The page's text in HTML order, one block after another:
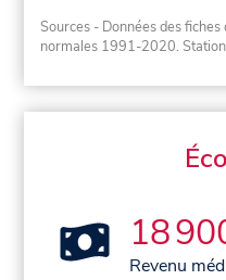
Sources - Données des
normales 1991-2020.
18
Revenu